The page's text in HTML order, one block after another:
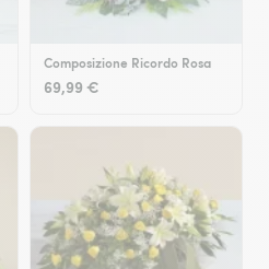
Composizione Ricordo Rosa
69,99 €